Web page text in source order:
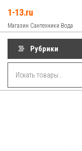
содержимому
1-13.ru
Магазин Сантехники Вода
Рубрики